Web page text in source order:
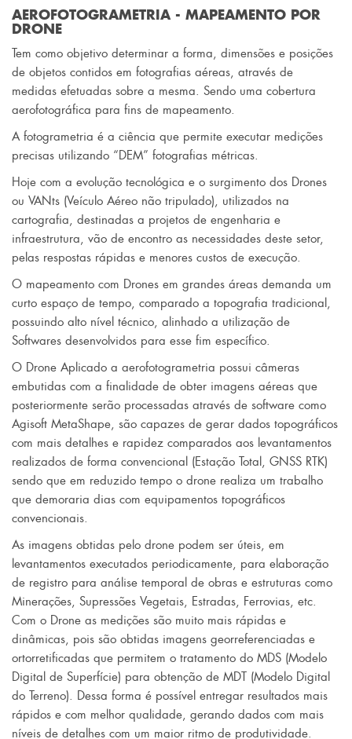
AEROFOTOGRAMETRIA - MAPEAMENTO POR
DRONE
Tem como objetivo determinar a forma, dimensões e posições
de objetos contidos em fotografias aéreas, através de
medidas efetuadas sobre a mesma. Sendo uma cobertura
aerofotográfica para fins de mapeamento.
A fotogrametria é a ciência que permite executar medições
precisas utilizando “DEM” fotografias métricas.
Hoje com a evolução tecnológica e o surgimento dos Drones
ou VANts (Veículo Aéreo não tripulado), utilizados na
cartografia, destinadas a projetos de engenharia e
infraestrutura, vão de encontro as necessidades deste setor,
pelas respostas rápidas e menores custos de execução.
O mapeamento com Drones em grandes áreas demanda um
curto espaço de tempo, comparado a topografia tradicional,
possuindo alto nível técnico, alinhado a utilização de
Softwares desenvolvidos para esse fim específico.
O Drone Aplicado a aerofotogrametria possui câmeras
embutidas com a finalidade de obter imagens aéreas que
posteriormente serão processadas através de software como
Agisoft MetaShape, são capazes de gerar dados topográficos
com mais detalhes e rapidez comparados aos levantamentos
realizados de forma convencional (Estação Total, GNSS RTK)
sendo que em reduzido tempo o drone realiza um trabalho
que demoraria dias com equipamentos topográficos
convencionais.
As imagens obtidas pelo drone podem ser úteis, em
levantamentos executados periodicamente, para elaboração
de registro para análise temporal de obras e estruturas como
Minerações, Supressões Vegetais, Estradas, Ferrovias, etc.
Com o Drone as medições são muito mais rápidas e
dinâmicas, pois são obtidas imagens georreferenciadas e
ortorretificadas que permitem o tratamento do MDS (Modelo
Digital de Superfície) para obtenção de MDT (Modelo Digital
do Terreno). Dessa forma é possível entregar resultados mais
rápidos e com melhor qualidade, gerando dados com mais
níveis de detalhes com um maior ritmo de produtividade.